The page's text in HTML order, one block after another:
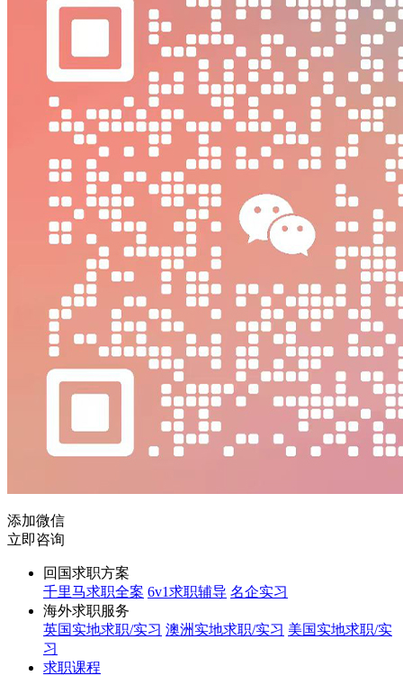
添加微信
立即咨询
回国求职方案
千里马求职全案 6v1求职辅导 名企实习
海外求职服务
英国实地求职/实习 澳洲实地求职/实习 美国实地求职/实
习
求职课程